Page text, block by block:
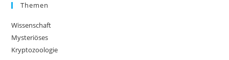
Themen
Wissenschaft
Mysteriöses
Kryptozoologie